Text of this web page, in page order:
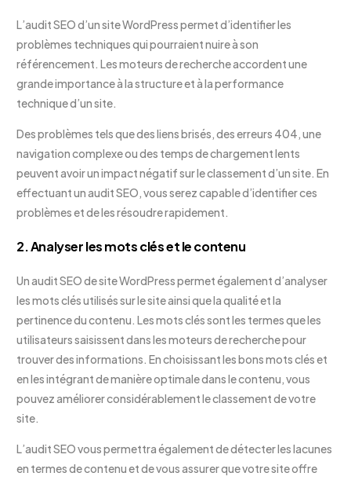
L’audit SEO d’un site WordPress permet d’identifier les
problèmes techniques qui pourraient nuire à son
référencement. Les moteurs de recherche accordent une
grande importance à la structure et à la performance
technique d’un site.
Des problèmes tels que des liens brisés, des erreurs 404, une
navigation complexe ou des temps de chargement lents
peuvent avoir un impact négatif sur le classement d’un site. En
effectuant un audit SEO, vous serez capable d’identifier ces
problèmes et de les résoudre rapidement.
2. Analyser les mots clés et le contenu
Un audit SEO de site WordPress permet également d’analyser
les mots clés utilisés sur le site ainsi que la qualité et la
pertinence du contenu. Les mots clés sont les termes que les
utilisateurs saisissent dans les moteurs de recherche pour
trouver des informations. En choisissant les bons mots clés et
en les intégrant de manière optimale dans le contenu, vous
pouvez améliorer considérablement le classement de votre
site.
L’audit SEO vous permettra également de détecter les lacunes
en termes de contenu et de vous assurer que votre site offre